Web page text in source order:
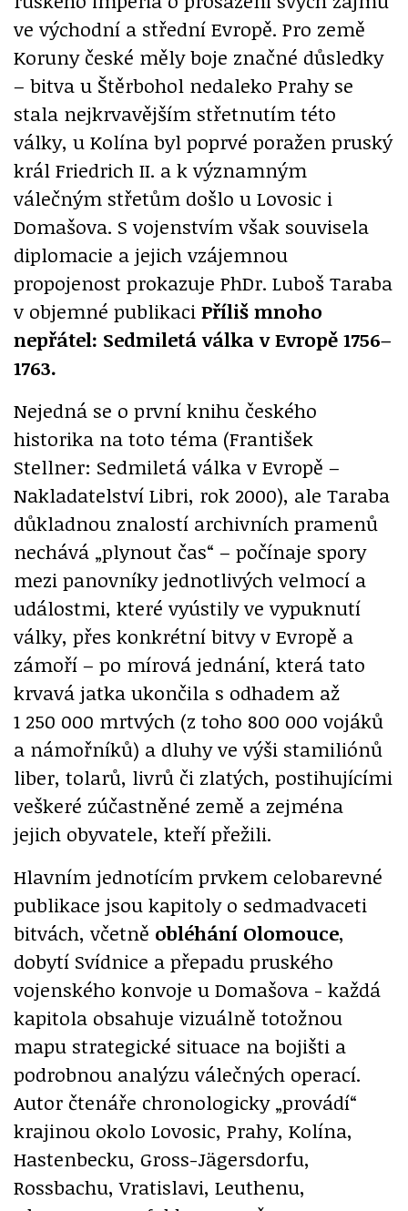
ve východní a střední Evropě. Pro země
Koruny české měly boje značné důsledky
– bitva u Štěrbohol nedaleko Prahy se
stala nejkrvavějším střetnutím této
války, u Kolína byl poprvé poražen pruský
král Friedrich II. a k významným
válečným střetům došlo u Lovosic i
Domašova. S vojenstvím však souvisela
diplomacie a jejich vzájemnou
propojenost prokazuje PhDr. Luboš Taraba
v objemné publikaci Příliš mnoho
nepřátel: Sedmiletá válka v Evropě 1756–
1763.
Nejedná se o první knihu českého
historika na toto téma (František
Stellner: Sedmiletá válka v Evropě –
Nakladatelství Libri, rok 2000), ale Taraba
důkladnou znalostí archivních pramenů
nechává „plynout čas“ – počínaje spory
mezi panovníky jednotlivých velmocí a
událostmi, které vyústily ve vypuknutí
války, přes konkrétní bitvy v Evropě a
zámoří – po mírová jednání, která tato
krvavá jatka ukončila s odhadem až
1 250 000 mrtvých (z toho 800 000 vojáků
a námořníků) a dluhy ve výši stamiliónů
liber, tolarů, livrů či zlatých, postihujícími
veškeré zúčastněné země a zejména
jejich obyvatele, kteří přežili.
Hlavním jednotícím prvkem celobarevné
publikace jsou kapitoly o sedmadvaceti
bitvách, včetně obléhání Olomouce,
dobytí Svídnice a přepadu pruského
vojenského konvoje u Domašova - každá
kapitola obsahuje vizuálně totožnou
mapu strategické situace na bojišti a
podrobnou analýzu válečných operací.
Autor čtenáře chronologicky „provádí“
krajinou okolo Lovosic, Prahy, Kolína,
Hastenbecku, Gross-Jägersdorfu,
Rossbachu, Vratislavi, Leuthenu,